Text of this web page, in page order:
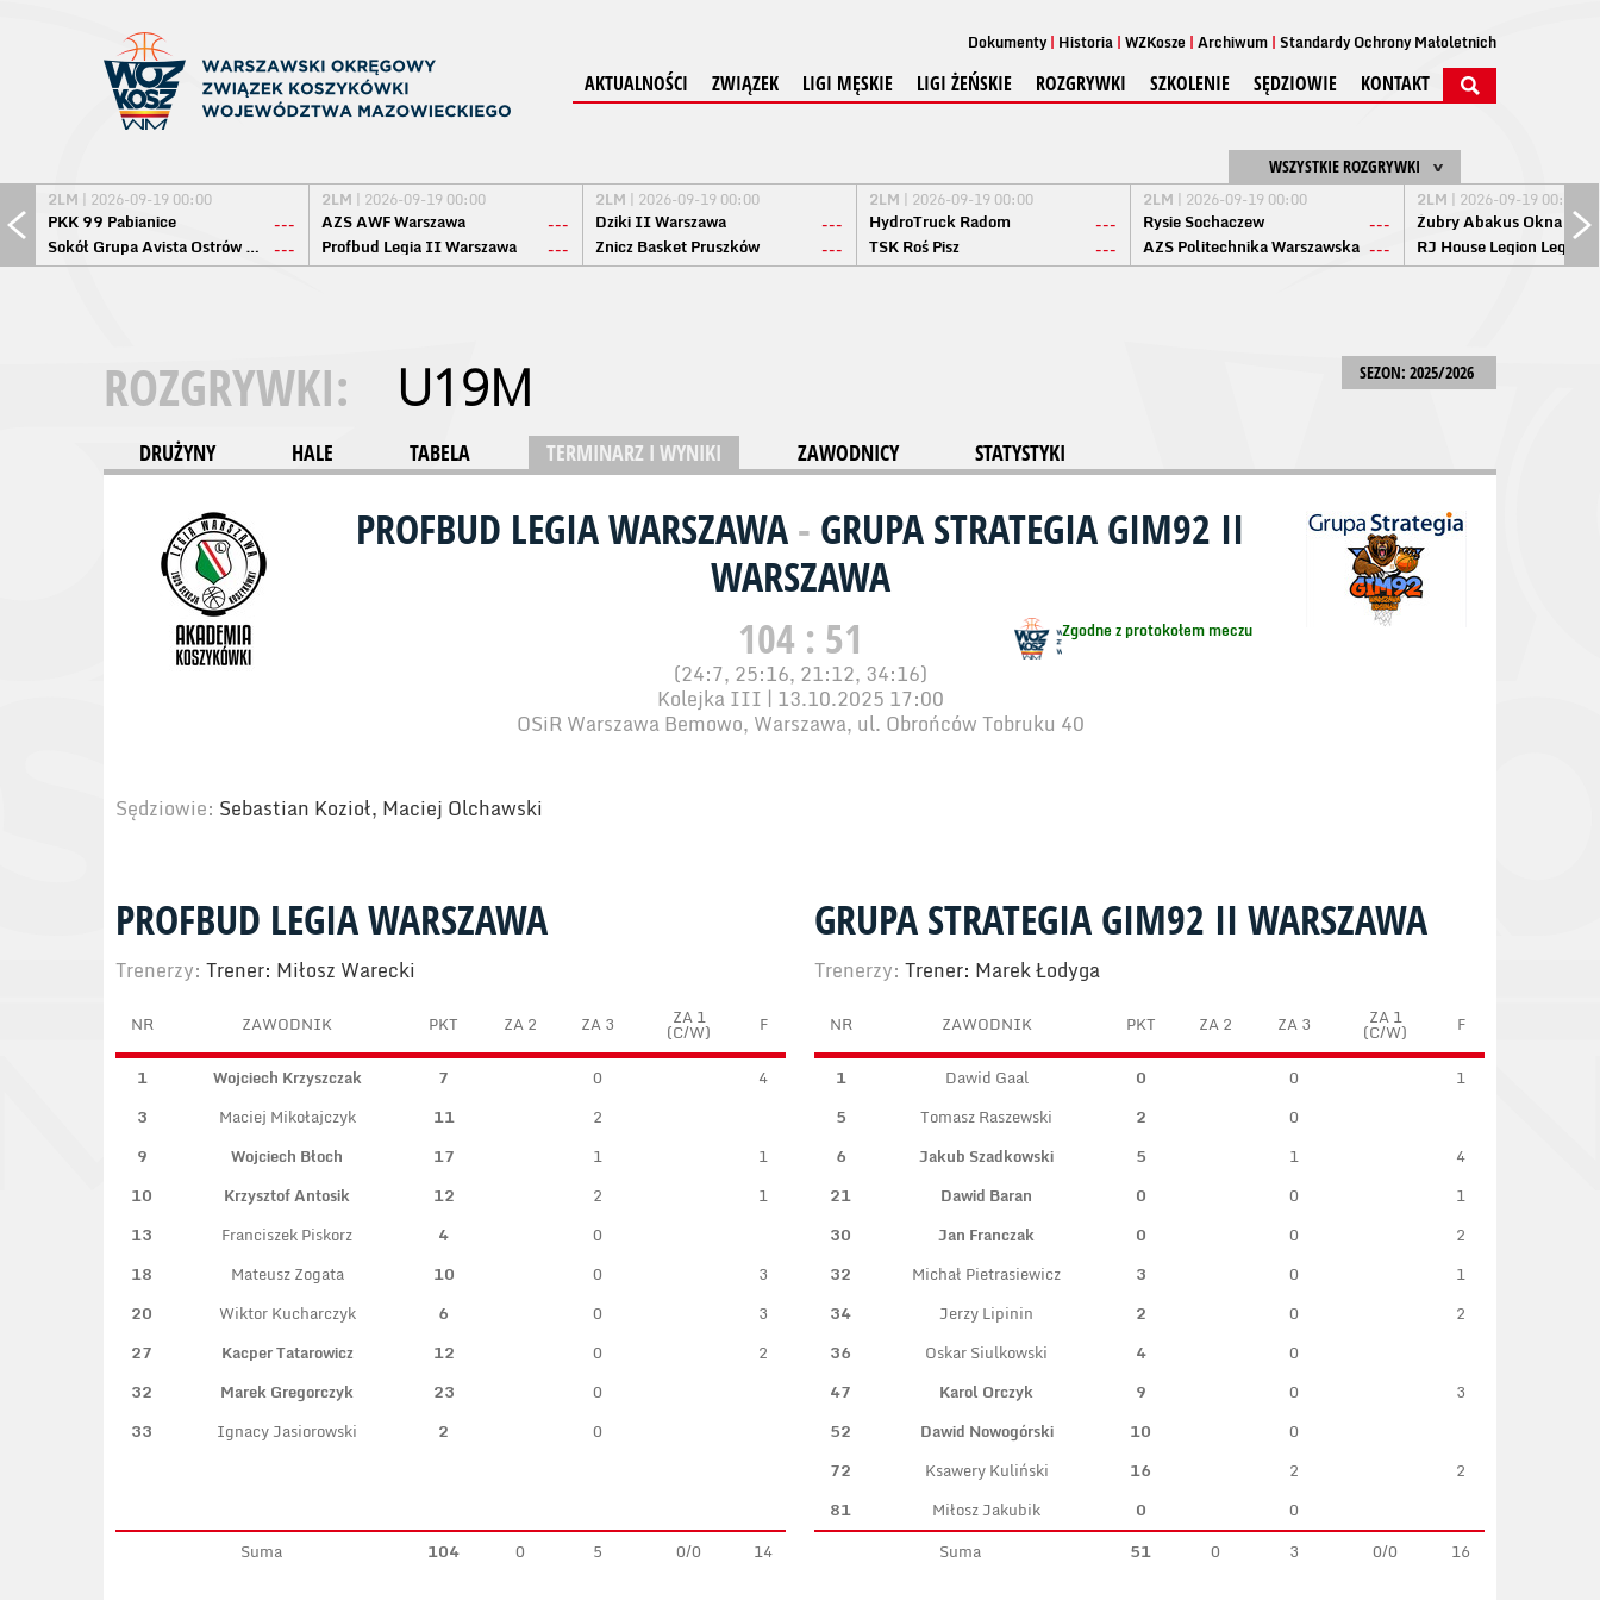
Dokumenty Historia WZKosze Archiwum Standardy Ochrony Małoletnich
AKTUALNOŚCI ZWIĄZEK LIGI MĘSKIE LIGI ŻEŃSKIE ROZGRYWKI SZKOLENIE SĘDZIOWIE KONTAKT
WSZYSTKIE ROZGRYWKI
2LM | 2026-09-19 00:00
PKK 99 Pabianice
---
Sokół Grupa Avista Ostrów Maz. ---
2LM | 2026-09-19 00:00
AZS AWF Warszawa
---
Profbud Legia II Warszawa
---
2LM | 2026-09-19 00:00
Dziki II Warszawa
---
Znicz Basket Pruszków
---
2LM | 2026-09-19 00:00
HydroTruck Radom
---
TSK Roś Pisz
---
2LM | 2026-09-19 00:00
Rysie Sochaczew
---
AZS Politechnika Warszawska ---
2LM | 2026-09-19 00:00
Żubry Abakus Okna
RJ House Legion
SEZON: 2025/2026
ROZGRYWKI: U19M
DRUŻYNY HALE TABELA TERMINARZ I WYNIKI ZAWODNICY STATYSTYKI
PROFBUD LEGIA WARSZAWA- GRUPA STRATEGIA GIM92 II
WARSZAWA
Zgodne z protokołem meczu
104 : 51
(24:7, 25:16, 21:12, 34:16)
Kolejka III | 13.10.2025 17:00
OSiR Warszawa Bemowo, Warszawa, ul. Obrońców Tobruku 40
Sędziowie: Sebastian Kozioł, Maciej Olchawski
PROFBUD LEGIA WARSZAWA
Trenerzy: Trener: Miłosz Warecki
NR ZAWODNIK PKT ZA 2 ZA 3 ZA 1
(C/W) F
1 Wojciech Krzyszczak 7 0
4
3
Maciej Mikołajczyk 11
2
9
Wojciech Błoch 17 1
1
10
Krzysztof Antosik 12 2
1
13
Franciszek Piskorz 4
0
18
Mateusz Zogata 10 0
3
20
Wiktor Kucharczyk 6 0
3
27
Kacper Tatarowicz 12 0
2
32
Marek Gregorczyk 23
0
33
Ignacy Jasiorowski 2 0
Suma 104 0 5 0/0 14
GRUPA STRATEGIA GIM92 II WARSZAWA
Trenerzy: Trener: Marek Łodyga
NR ZAWODNIK PKT ZA 2 ZA 3 ZA 1
(C/W) F
1 Dawid Gaal 0 0
1
5
Tomasz Raszewski 2
0
6
Jakub Szadkowski 5 1
4
21
Dawid Baran 0 0
1
30
Jan Franczak 0 0
2
32
Michał Pietrasiewicz 3 0
1
34
Jerzy Lipinin 2 0
2
36
Oskar Siulkowski 4
0
47
Karol Orczyk 9 0
3
52
Dawid Nowogórski 10
0
72
Ksawery Kuliński 16 2
2
81
Miłosz Jakubik 0
0
Suma
51 0 3 0/0 16